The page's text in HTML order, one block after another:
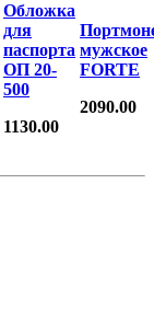
Обложка
для
паспорта
ОП 20-
500
1130.00
мужское
FORTE
2090.00